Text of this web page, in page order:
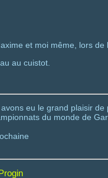
et moi même, lors
au cuistot.
eu le grand plaisir
du monde de